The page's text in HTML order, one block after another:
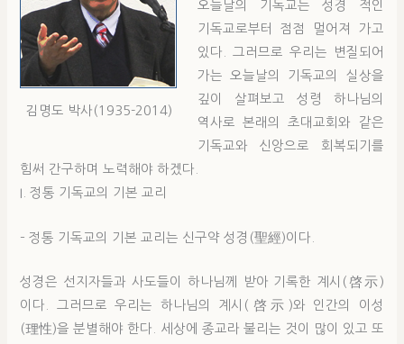
김명도 박사(1935-2014)
오늘날의 기독교는 성경 적인
기독교로부터 점점 멀어져 가고
있다. 그러므로 우리는 변질되어
가는 오늘날의 기독교의 실상을
깊이 살펴보고 성령 하나님의
역사로 본래의 초대교회와 같은
기독교와 신앙으로 회복되기를
힘써 간구하며 노력해야 하겠다.
I. 정통 기독교의 기본 교리
– 정통 기독교의 기본 교리는 신구약 성경(聖經)이다.
성경은 선지자들과 사도들이 하나님께 받아 기록한 계시(啓示)
이다. 그러므로 우리는 하나님의 계시(啓示)와 인간의 이성
(理性)을 분별해야 한다. 세상에 종교라 불리는 것이 많이 있고 또